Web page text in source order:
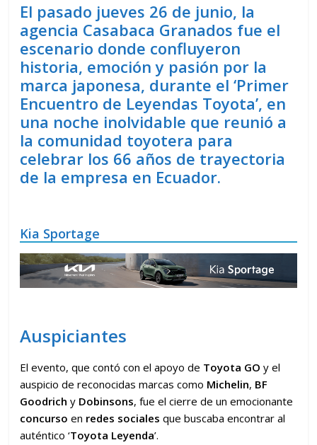
El pasado jueves 26 de junio, la
agencia Casabaca Granados fue el
escenario donde confluyeron
historia, emoción y pasión por la
marca japonesa, durante el ‘Primer
Encuentro de Leyendas Toyota’, en
una noche inolvidable que reunió a
la comunidad toyotera para
celebrar los 66 años de trayectoria
de la empresa en Ecuador.
Kia Sportage
Auspiciantes
El evento, que contó con el apoyo de Toyota GOy el
auspicio de reconocidas marcas como Michelin, BF
Goodrichy Dobinsons, fue el cierre de un emocionante
concurso en redes sociales que buscaba encontrar al
auténtico ‘Toyota Leyenda’.